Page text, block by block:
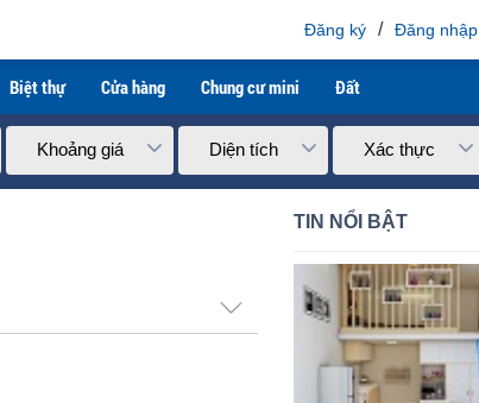
Đăng nhập
/
Đăng ký
Biệt thự Cửa hàng Chung cư mini Đất
Khoảng giá Diện tích Xác thực
TIN NỔI BẬT